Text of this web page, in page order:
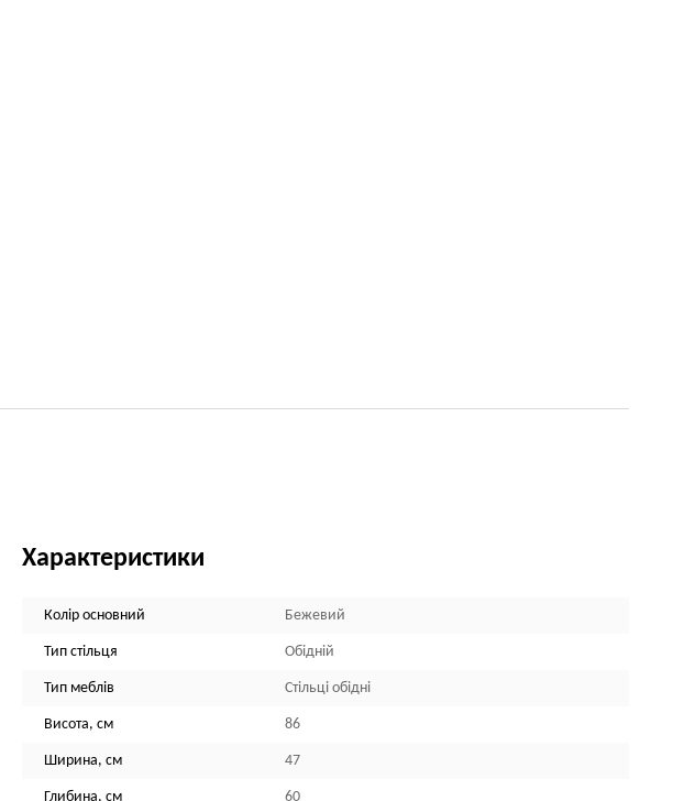
Характеристики
Колір основний Бежевий
Тип стільця Обідній
Тип меблів Стільці обідні
Висота, см 86
Ширина, см 47
Глибина, см 60